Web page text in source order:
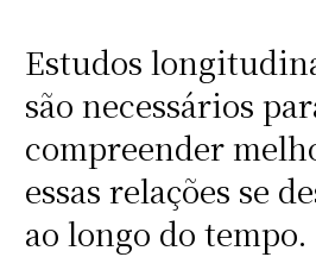
Estudos
são necessários
compreender
essas relações se
ao longo do tempo.